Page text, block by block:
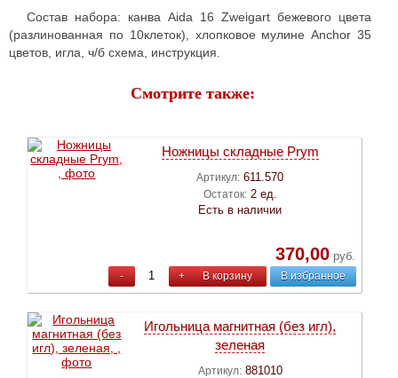
Состав набора: канва Aida 16 Zweigart бежевого цвета
(разлинованная по 10клеток), хлопковое мулине Anchor 35
цветов, игла, ч/б схема, инструкция.
Смотрите также:
Ножницы складные Prym
Артикул: 611.570
Остаток: 2 ед.
Есть в наличии
370,00руб.
- + В корзину В избранное
Игольница магнитная (без игл),
зеленая
Артикул: 881010